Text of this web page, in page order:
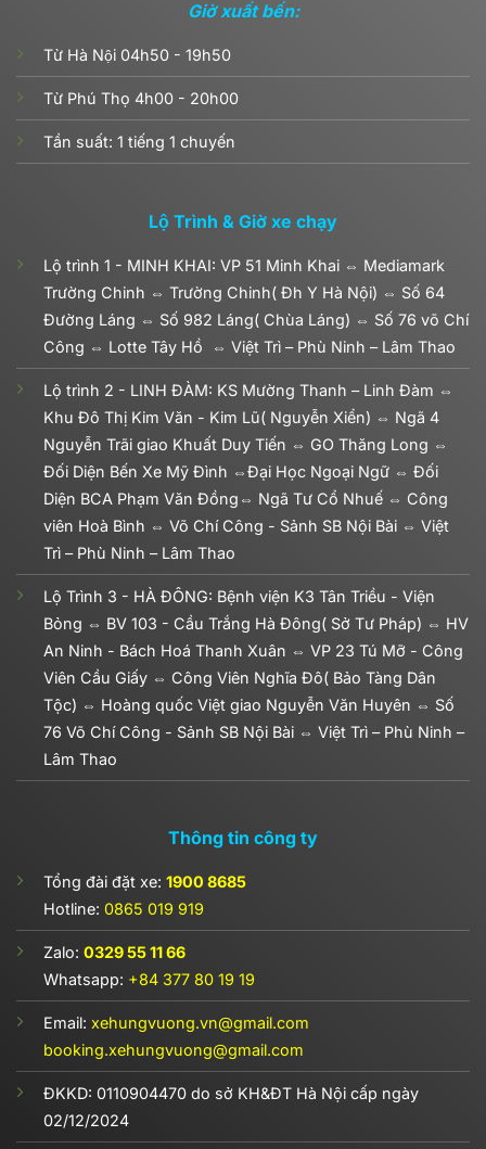
Giờ xuất bến:
Từ Hà Nội 04h50 - 19h50
Từ Phú Thọ 4h00 - 20h00
Tần suất: 1 tiếng 1 chuyến
Lộ Trình & Giờ xe chạy
Lộ trình 1 - MINH KHAI: VP 51 Minh Khai ⇔ Mediamark
Trường Chinh ⇔ Trường Chinh( Đh Y Hà Nội) ⇔ Số 64
Đường Láng ⇔ Số 982 Láng( Chùa Láng) ⇔ Số 76 võ Chí
Công ⇔ Lotte Tây Hồ ⇔ Việt Trì – Phù Ninh – Lâm Thao
Lộ trình 2 - LINH ĐÀM: KS Mường Thanh – Linh Đàm ⇔
Khu Đô Thị Kim Văn - Kim Lũ( Nguyễn Xiển) ⇔ Ngã 4
Nguyễn Trãi giao Khuất Duy Tiến ⇔ GO Thăng Long ⇔
Đối Diện Bến Xe Mỹ Đình ⇔Đại Học Ngoại Ngữ ⇔ Đối
Diện BCA Phạm Văn Đồng⇔ Ngã Tư Cổ Nhuế ⇔ Công
viên Hoà Bình ⇔ Võ Chí Công - Sảnh SB Nội Bài ⇔ Việt
Trì – Phù Ninh – Lâm Thao
Lộ Trình 3 - HÀ ĐÔNG: Bệnh viện K3 Tân Triều - Viện
Bỏng ⇔ BV 103 - Cầu Trắng Hà Đông( Sở Tư Pháp) ⇔ HV
An Ninh - Bách Hoá Thanh Xuân ⇔ VP 23 Tú Mỡ - Công
Viên Cầu Giấy ⇔ Công Viên Nghĩa Đô( Bảo Tàng Dân
Tộc) ⇔ Hoàng quốc Việt giao Nguyễn Văn Huyên ⇔ Số
76 Võ Chí Công - Sảnh SB Nội Bài ⇔ Việt Trì – Phù Ninh –
Lâm Thao
Thông tin công ty
Tổng đài đặt xe: 1900 8685
Hotline: 0865 019 919
Zalo: 0329 55 11 66
Whatsapp: +84 377 80 19 19
Email: xehungvuong.vn@gmail.com
booking.xehungvuong@gmail.com
ĐKKD: 0110904470do sở KH&ĐT Hà Nội cấp ngày
02/12/2024